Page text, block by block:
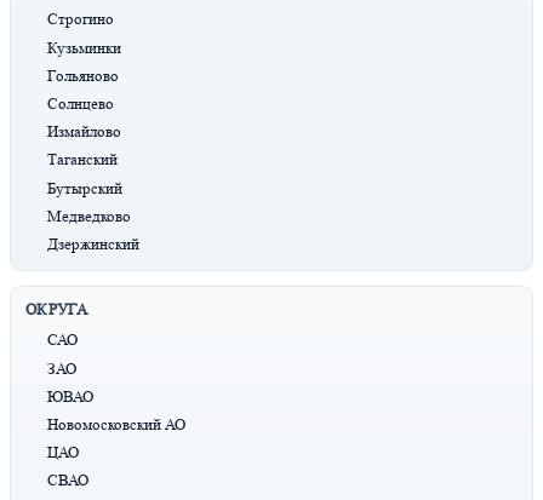
Строгино
Кузьминки
Гольяново
Солнцево
Измайлово
Таганский
Бутырский
Медведково
Дзержинский
ОКРУГА
САО
ЗАО
ЮВАО
Новомосковский АО
ЦАО
СВАО